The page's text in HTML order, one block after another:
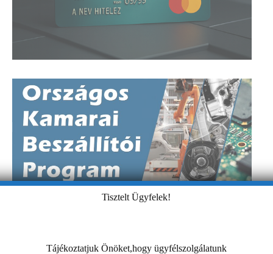
Tisztelt Ügyfelek!
Tájékoztatjuk Önöket,hogy ügyfélszolgálatunk